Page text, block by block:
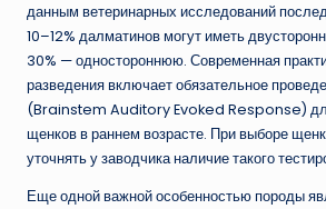
данным ветеринарных исследований
10–12% далматинов могут иметь
30% — одностороннюю. Современная
разведения включает обязательное
(Brainstem Auditory Evoked Response)
щенков в раннем возрасте. При выборе
уточнять у заводчика наличие такого
Еще одной важной особенностью породы